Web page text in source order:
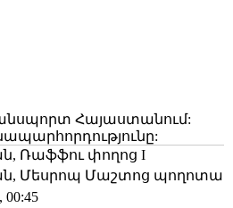
Հայաստանում:
Ռաֆֆու փողոց I
Մեսրոպ Մաշտոց պողոտա
00:45